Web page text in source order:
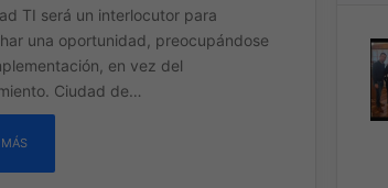
TI será un interlocutor para
una oportunidad, preocupándose
en vez del
Ciudad de…